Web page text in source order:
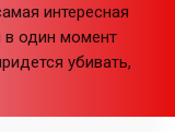
интересная
в один момент
убивать,